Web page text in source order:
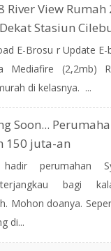
River View Rumah
Stasiun
E-Brosu r Update E-
(2,2mb)
di kelasnya. ...
Soon...
150 juta-an
hadir perumahan
bagi
Mohon doanya.
di...